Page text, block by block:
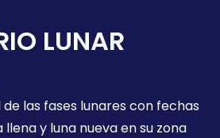
LUNAR
las fases lunares con fechas
y luna nueva en su zona